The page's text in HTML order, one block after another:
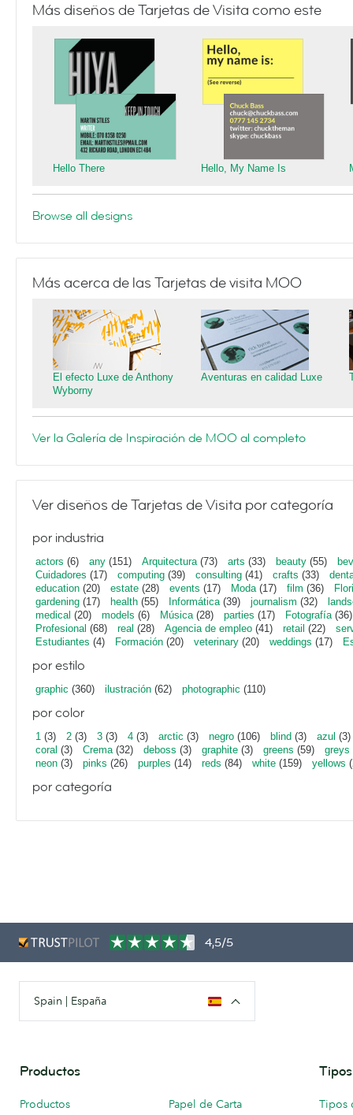
Más diseños de Tarjetas de Visita como este
Hello There Hello, My Name Is
Browse all designs
Más acerca de las Tarjetas de visita MOO
El efecto Luxe de Anthony
Wyborny
Aventuras en calidad Luxe
Ver la Galería de Inspiración de MOO al completo
Ver diseños de Tarjetas de Visita por categoría
por industria
actors (6) any (151) Arquitectura(73) arts (33) beauty (55)
Cuidadores (17) computing (39) consulting (41) crafts (33)
education (20) estate (28) events (17) Moda(17) film (36)
gardening (17) health (55) Informática(39) journalism (32)
medical (20) models (6) Música(28) parties (17) Fotografía(36)
Profesional (68) real (28) Agencia de empleo (41) retail (22)
Estudiantes (4) Formación (20) veterinary (20) weddings (17)
por estilo
graphic (360) ilustración (62) photographic (110)
por color
1 (3) 2 (3) 3 (3) 4 (3) arctic (3) negro (106) blind (3) azul (3)
coral (3) Crema(32) deboss (3) graphite (3) greens (59) greys
neon (3) pinks (26) purples (14) reds (84) white (159) yellows
por categoría
4,5/5
Spain | España
Productos
Productos
Papel de Carta
Tipos